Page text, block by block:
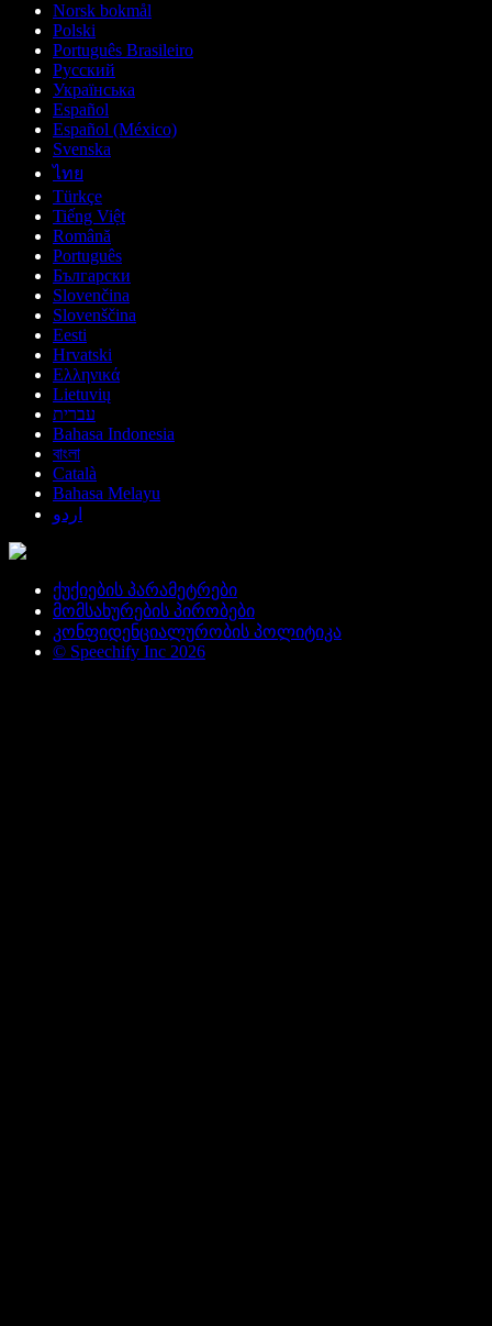
Norsk bokmål
Polski
Português Brasileiro
Русский
Українська
Español
Español (México)
Svenska
ไทย
Türkçe
Tiếng Việt
Română
Português
Български
Slovenčina
Slovenščina
Eesti
Hrvatski
Ελληνικά
Lietuvių
עברית
Bahasa Indonesia
বাংলা
Català
Bahasa Melayu
اردو
ქუქიების პარამეტრები
მომსახურების პირობები
კონფიდენციალურობის პოლიტიკა
© Speechify Inc 2026